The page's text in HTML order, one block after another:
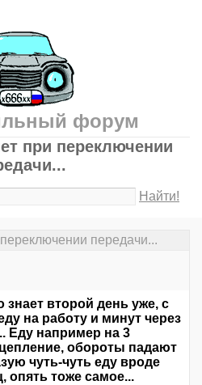
форум
при переключении
Найти!
передачи...
знает второй день уже, с
на работу и минут через
Еду например на 3
обороты падают
чуть-чуть еду вроде
опять тоже самое...